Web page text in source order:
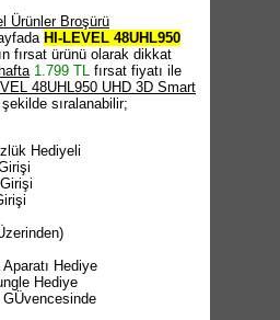
Ürünler Broşürü
HI-LEVEL 48UHL950
fırsat ürünü olarak dikkat
1.799 TL fırsat fiyatı ile
48UHL950 UHD 3D Smart
sıralanabilir;
Hediyeli
Hediye
Hediye